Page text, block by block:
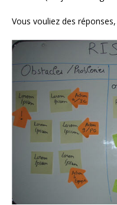
Vous vouliez des